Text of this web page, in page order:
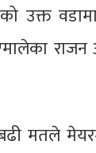
वडामा
मतले